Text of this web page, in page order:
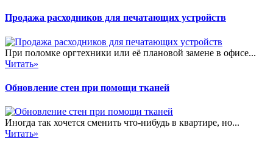
Продажа расходников для печатающих устройств
При поломке оргтехники или её плановой замене в офисе...
Читать»
Обновление стен при помощи тканей
Иногда так хочется сменить что-нибудь в квартире, но...
Читать»